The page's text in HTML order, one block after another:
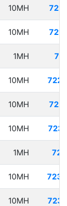
10MH
10MH
1MH
10MH
10MH
10MH
1MH
10MH
10MH